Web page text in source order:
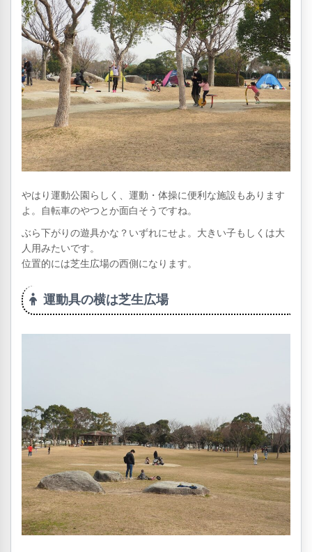
やはり運動公園らしく、運動・体操に便利な施設もあります
よ。自転車のやつとか面白そうですね。
ぶら下がりの遊具かな？いずれにせよ。大きい子もしくは大
人用みたいです。
位置的には芝生広場の西側になります。
運動具の横は芝生広場